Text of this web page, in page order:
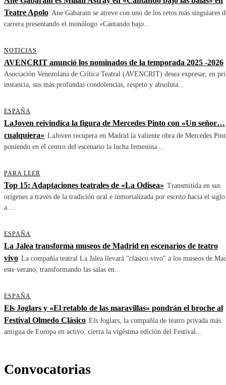
Teatre Apolo Ane Gabarain se atreve con uno de los retos más singulares
carrera presentando el monólogo «Cantando bajo...
NOTICIAS
AVENCRIT anunció los nominados de la temporada 2025 -2026
Asociación Venezolana de Crítica Teatral (AVENCRIT) desea expresar, en
instancia, sus más profundas condolencias, respeto y absoluta...
ESPAÑA
LaJoven reivindica la figura de Mercedes Pinto con «Un señor…
cualquiera» LaJoven recupera en Madrid la valiente obra de Mercedes
poniendo en el centro del escenario la lucha femenina...
PARA LEER
Top 15: Adaptaciones teatrales de «La Odisea» Transmitida en sus
orígenes a través de la tradición oral e inmortalizada por escrito hacia el
a....
ESPAÑA
La Jalea transforma museos de Madrid en escenarios de teatro
vivo La compañía teatral La Jalea llevará "clásico vivo" a los museos de
este verano, transformando las salas en...
ESPAÑA
Els Joglars y «El retablo de las maravillas» pondrán el broche al
Festival Olmedo Clásico Els Joglars, la compañía de teatro privada más
antigua de Europa en activo, cierra la vigésima edición del Festival...
Convocatorias